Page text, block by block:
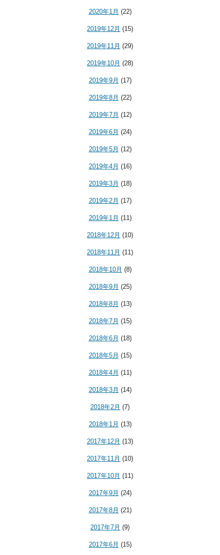
2020年1月 (22)
2019年12月 (15)
2019年11月 (29)
2019年10月 (28)
2019年9月 (17)
2019年8月 (22)
2019年7月 (12)
2019年6月 (24)
2019年5月 (12)
2019年4月 (16)
2019年3月 (18)
2019年2月 (17)
2019年1月 (11)
2018年12月 (10)
2018年11月 (11)
2018年10月 (8)
2018年9月 (25)
2018年8月 (13)
2018年7月 (15)
2018年6月 (18)
2018年5月 (15)
2018年4月 (11)
2018年3月 (14)
2018年2月 (7)
2018年1月 (13)
2017年12月 (13)
2017年11月 (10)
2017年10月 (11)
2017年9月 (24)
2017年8月 (21)
2017年7月 (9)
2017年6月 (15)